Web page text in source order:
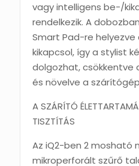
vagy intelligens be-/
rendelkezik. A
Smart Pad-re
kikapcsol, így a stylist
dolgozhat, csökkentve
és növelve a
A SZÁRÍTÓ
TISZTÍTÁS
Az iQ2-ben 2 mosható
mikroperforált szűrő